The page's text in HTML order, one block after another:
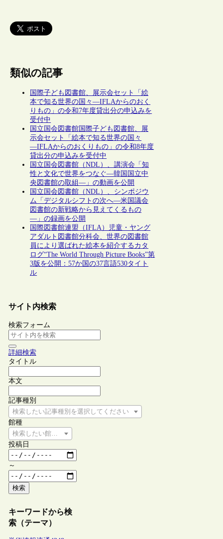
類似の記事
国際子ども図書館、展示会セット「絵
本で知る世界の国々―IFLAからのおく
りもの」の令和7年度貸出分の申込みを
受付中
国立国会図書館国際子ども図書館、展
示会セット「絵本で知る世界の国々
―IFLAからのおくりもの」の令和8年度
貸出分の申込みを受付中
国立国会図書館（NDL）、講演会「知
性と文化で世界をつなぐ―韓国国立中
央図書館の取組―」の動画を公開
国立国会図書館（NDL）、シンポジウ
ム「デジタルシフトの次へ―米国議会
図書館の新戦略から見えてくるもの
―」の録画を公開
国際図書館連盟（IFLA）児童・ヤング
アダルト図書館分科会、世界の図書館
員により選ばれた絵本を紹介するカタ
ログ“The World Through Picture Books”第
3版を公開：57か国の37言語530タイト
ル
サイト内検索
検索フォーム
詳細検索
タイトル
本文
記事種別
検索したい記事種別を選択してください
館種
検索したい館種を選択してください
投稿日
～
検索
キーワードから検
索（テーマ）